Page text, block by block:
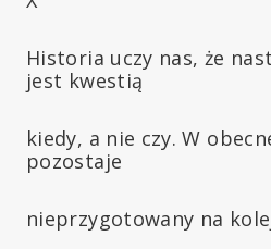
Historia uczy nas, że
jest kwestią
kiedy, a nie czy. W
pozostaje
nieprzygotowany na